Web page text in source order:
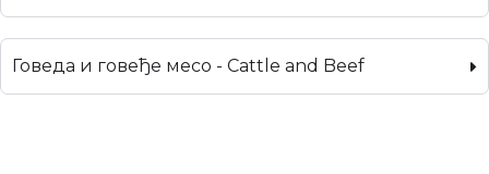
Говеда и говеђе месо - Cattle and Beef